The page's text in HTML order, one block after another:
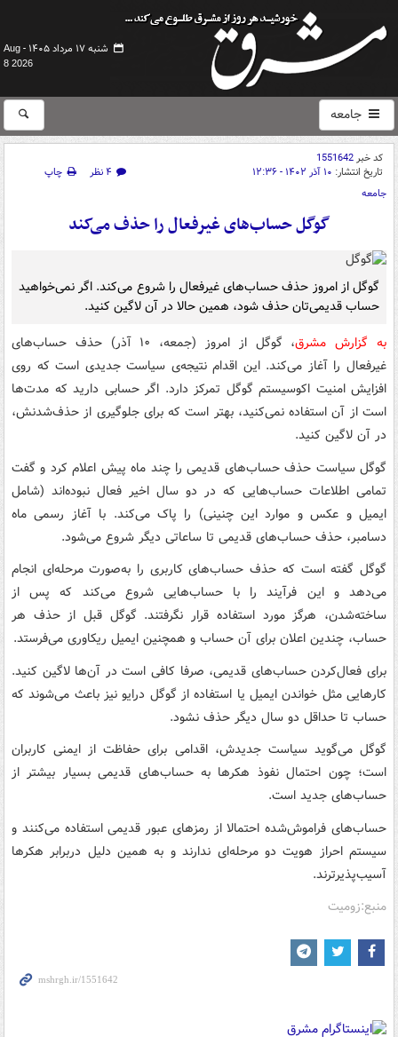
شنبه ۱۷ مرداد ۱۴۰۵ -
Aug
8 2026
جامعه
کد خبر1551642
تاریخ انتشار: ۱۰ آذر ۱۴۰۲ - ۱۲:۳۶ ۴ نظر
چاپ
جامعه
گوگل حساب‌های غیرفعال را حذف می‌کند
گوگل از امروز حذف حساب‌های غیرفعال را شروع می‌کند. اگر نمی‌خواهید
حساب قدیمی‌تان حذف شود، همین حالا در آن لاگین کنید.
به گزارش مشرق
، گوگل از امروز (جمعه، ۱۰ آذر) حذف حساب‌های
غیرفعال را آغاز می‌کند. این اقدام نتیجه‌ی سیاست جدیدی است که روی
افزایش امنیت اکوسیستم گوگل تمرکز دارد. اگر حسابی دارید که مدت‌ها
است از آن‌ استفاده نمی‌کنید، بهتر است که برای جلوگیری از حذف‌شدنش،
در آن لاگین کنید.
گوگل سیاست حذف حساب‌های قدیمی را چند ماه پیش اعلام کرد و گفت
تمامی اطلاعات حساب‌هایی که در دو سال اخیر فعال نبوده‌اند (شامل
ایمیل و عکس و موارد این چنینی) را پاک می‌کند. با آغاز رسمی ماه
دسامبر، حذف حساب‌های قدیمی تا ساعاتی دیگر شروع می‌شود.
گوگل گفته است که حذف حساب‌های کاربری را به‌صورت مرحله‌ای انجام
می‌دهد و این فرآیند را با حساب‌هایی شروع می‌کند که پس از
ساخته‌شدن، هرگز مورد استفاده قرار نگرفتند. گوگل قبل از حذف هر
حساب، چندین اعلان برای آن حساب و همچنین ایمیل ریکاوری می‌فرستد.
برای فعال‌کردن حساب‌های قدیمی، صرفا کافی است در آن‌ها لاگین کنید.
کارهایی مثل خواندن ایمیل یا استفاده از گوگل درایو نیز باعث می‌شوند که
حساب تا حداقل دو سال دیگر حذف نشود.
گوگل می‌گوید سیاست جدیدش، اقدامی برای حفاظت از ایمنی کاربران
است؛ چون احتمال نفوذ هکرها به حساب‌های قدیمی بسیار بیشتر از
حساب‌های جدید است.
حساب‌های فراموش‌شده احتمالا از رمزهای عبور قدیمی استفاده می‌کنند و
سیستم احراز هویت دو مرحله‌ای ندارند و به همین دلیل دربرابر هکرها
آسیب‌پذیرترند.
منبع:زومیت